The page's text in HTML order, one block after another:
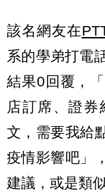
該名網友在
系的學弟打電
結果0回覆，
店訂席、證
文，需要我給
疫情影響吧」
建議，或是類